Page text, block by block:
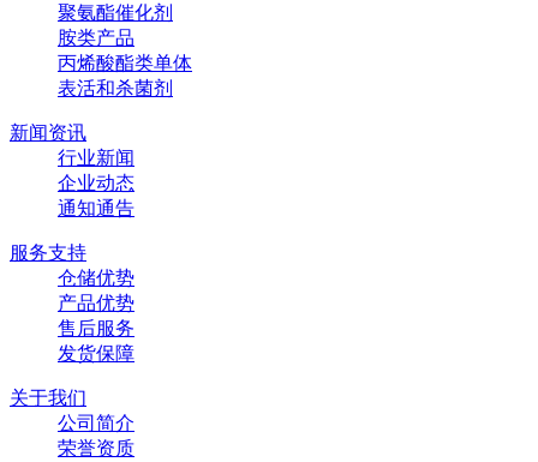
聚氨酯催化剂
胺类产品
丙烯酸酯类单体
表活和杀菌剂
新闻资讯
行业新闻
企业动态
通知通告
服务支持
仓储优势
产品优势
售后服务
发货保障
关于我们
公司简介
荣誉资质